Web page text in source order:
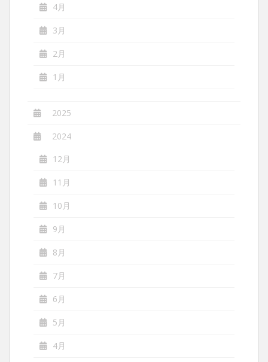
4月
3月
2月
1月
2025
2024
12月
11月
10月
9月
8月
7月
6月
5月
4月